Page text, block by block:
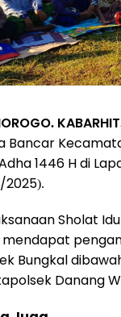
Bancar
1446 H di
Sholat
mendapat
Bungkal
Danang